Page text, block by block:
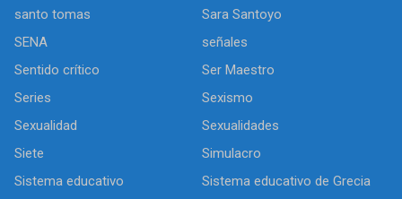
santo tomas
Sara Santoyo
SENA
señales
Sentido crítico
Ser Maestro
Series
Sexismo
Sexualidad
Sexualidades
Siete
Simulacro
Sistema educativo
Sistema educativo de Grecia